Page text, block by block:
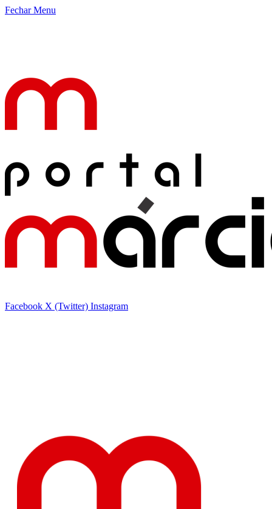
Fechar Menu
Facebook X (Twitter) Instagram